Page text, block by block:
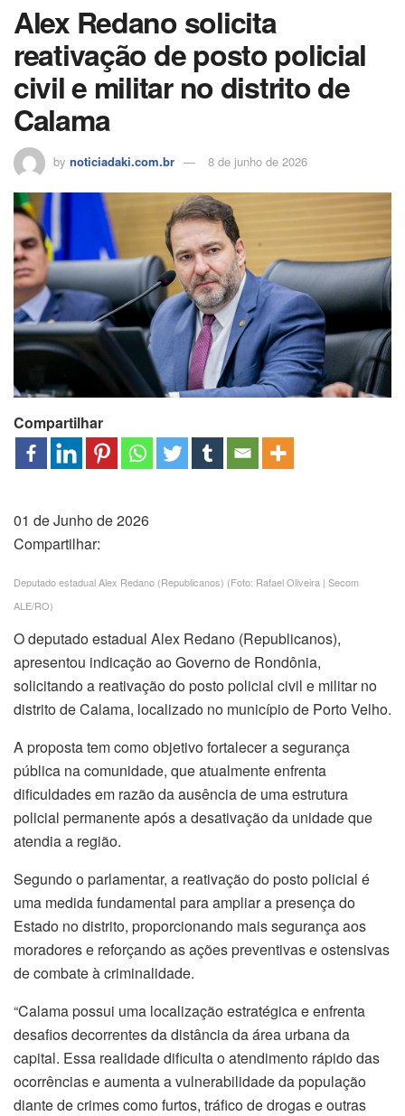
Alex Redano solicita
reativação de posto policial
civil e militar no distrito de
Calama
by noticiadaki.com.br 8 de junho de 2026
Compartilhar
01 de Junho de 2026
Compartilhar:
Deputado estadual Alex Redano (Republicanos) (Foto: Rafael Oliveira | Secom
ALE/RO)
O deputado estadual Alex Redano (Republicanos),
apresentou indicação ao Governo de Rondônia,
solicitando a reativação do posto policial civil e militar no
distrito de Calama, localizado no município de Porto Velho.
A proposta tem como objetivo fortalecer a segurança
pública na comunidade, que atualmente enfrenta
dificuldades em razão da ausência de uma estrutura
policial permanente após a desativação da unidade que
atendia a região.
Segundo o parlamentar, a reativação do posto policial é
uma medida fundamental para ampliar a presença do
Estado no distrito, proporcionando mais segurança aos
moradores e reforçando as ações preventivas e ostensivas
de combate à criminalidade.
“Calama possui uma localização estratégica e enfrenta
desafios decorrentes da distância da área urbana da
capital. Essa realidade dificulta o atendimento rápido das
ocorrências e aumenta a vulnerabilidade da população
diante de crimes como furtos, tráfico de drogas e outras